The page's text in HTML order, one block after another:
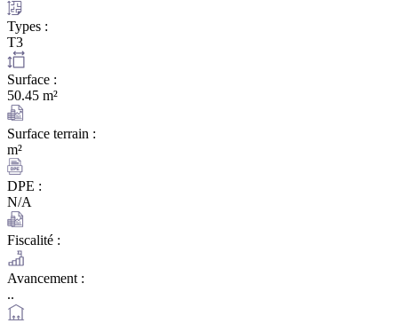
Types :
T3
Surface :
50.45 m²
Surface terrain :
m²
DPE :
N/A
Fiscalité :
Avancement :
..